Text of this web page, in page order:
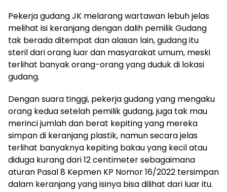
Pekerja gudang JK melarang wartawan lebuh jelas
melihat isi keranjang dengan dalih pemilik Gudang
tak berada ditempat dan alasan lain, gudang itu
steril dari orang luar dan masyarakat umum, meski
terlihat banyak orang-orang yang duduk di lokasi
gudang.
Dengan suara tinggi, pekerja gudang yang mengaku
orang kedua setelah pemilik gudang, juga tak mau
merinci jumlah dan berat kepiting yang mereka
simpan di keranjang plastik, namun secara jelas
terlihat banyaknya kepiting bakau yang kecil atau
diduga kurang dari 12 centimeter sebagaimana
aturan Pasal 8 Kepmen KP Nomor 16/2022 tersimpan
dalam keranjang yang isinya bisa dilihat dari luar itu.